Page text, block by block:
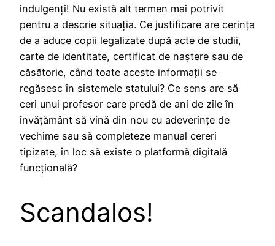
indulgenți! Nu există alt termen mai potrivit
pentru a descrie situația. Ce justificare are cerința
de a aduce copii legalizate după acte de studii,
carte de identitate, certificat de naștere sau de
căsătorie, când toate aceste informații se
regăsesc în sistemele statului? Ce sens are să
ceri unui profesor care predă de ani de zile în
învățământ să vină din nou cu adeverințe de
vechime sau să completeze manual cereri
tipizate, în loc să existe o platformă digitală
funcțională?
Scandalos!